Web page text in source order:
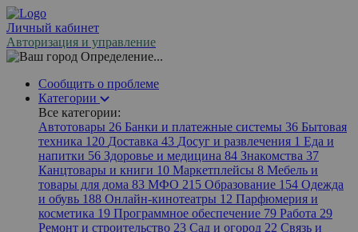
Личный кабинет
Авторизация и управление
Определение...
Сообщить о проблеме
Категории
Все категории:
Автотовары 26 Банки и платежные системы 36 Бытовая
техника 120 Доставка 43 Досуг и развлечения 1 Еда и
напитки 56 Здоровье и медицина 84 Знакомства 37
Канцтовары и книги 10 Маркетплейсы 8 Мебель и
товары для дома 83 МФО 215 Образование 154 Одежда
и обувь 188 Онлайн-кинотеатры 12 Парфюмерия и
косметика 19 Программное обеспечение 79 Работа 29
Ремонт и строительство 23 Сад и огород 22 Связь и